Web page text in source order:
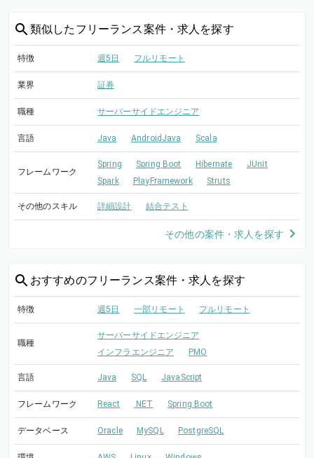
類似した フリーランス案件・求人を探す
特徴 週5日 フルリモート
業界 証券
職種 サーバーサイドエンジニア
言語 Java AndroidJava Scala
フレームワーク
Spring Spring Boot Hibernate
JUnit
Spark
PlayFramework Struts
その他のスキル 詳細設計 結合テスト
その他の案件・求人を探す
おすすめのフリーランス案件・求人を探す
特徴 週5日 一部リモート フルリモート
職種
サーバーサイドエンジニア
インフラエンジニア
PMO
言語 Java SQL JavaScript
フレームワーク React .NET Spring Boot
データベース Oracle MySQL PostgreSQL